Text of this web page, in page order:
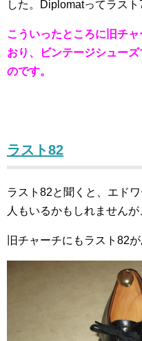
した。Diplomatってラス
こういったところに旧チ
おり、ビンテージシュー
のです。
ラスト82
ラスト82と聞くと、エド
人もいるかもしれませんが
旧チャーチにもラスト82が